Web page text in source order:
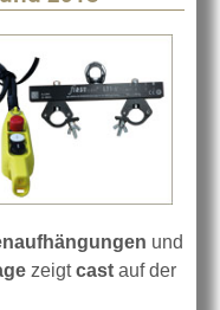
und
zeigtcast auf der